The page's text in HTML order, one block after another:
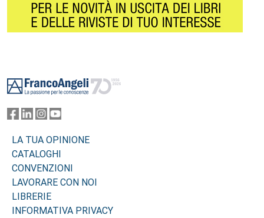
LA TUA OPINIONE
CATALOGHI
CONVENZIONI
LAVORARE CON NOI
LIBRERIE
INFORMATIVA PRIVACY